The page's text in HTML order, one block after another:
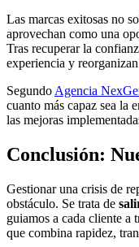
Las marcas exitosas no
aprovechan como una
Tras recuperar la
experiencia y
Segundo Agencia
cuanto más capaz sea la
las mejoras
Conclusión:
Gestionar una crisis de
obstáculo. Se trata de
guiamos a cada cliente a
que combina rapidez,